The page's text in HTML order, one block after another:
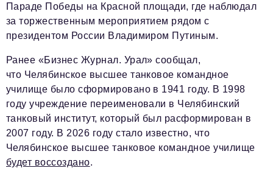
Параде Победы на Красной площади, где наблюдал
за торжественным мероприятием рядом с
президентом России Владимиром Путиным.
Ранее «Бизнес Журнал. Урал» сообщал,
что Челябинское высшее танковое командное
училище было сформировано в 1941 году. В 1998
году учреждение переименовали в Челябинский
танковый институт, который был расформирован в
2007 году. В 2026 году стало известно, что
Челябинское высшее танковое командное училище
будет воссоздано.